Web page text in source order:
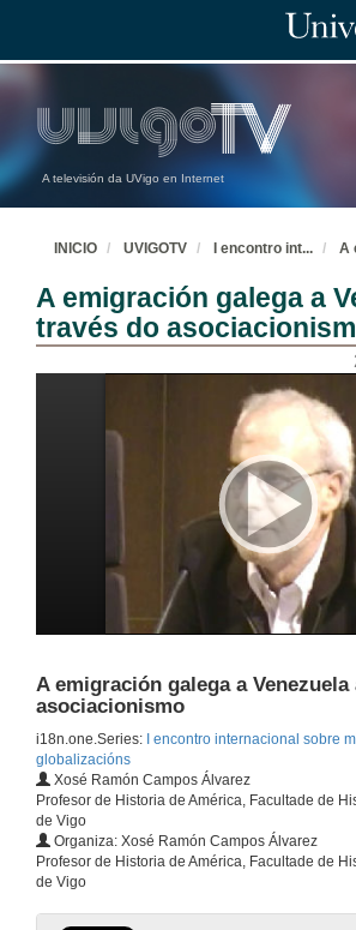
A televisión da UVigo en Internet
INICIO UVIGOTV I encontro int... A
A emigración galega a
través do
A emigración galega a
asociacionismo
i18n.one.Series:
I encontro internacional sobre
globalizacións
Xosé Ramón Campos Álvarez
Profesor de Historia de América, Facultade de
de Vigo
Organiza: Xosé Ramón Campos Álvarez
Profesor de Historia de América, Facultade de
de Vigo